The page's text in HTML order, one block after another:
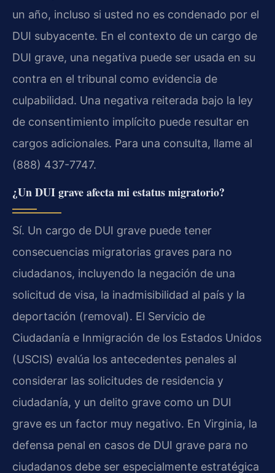
un año, incluso si usted no es condenado por el
DUI subyacente. En el contexto de un cargo de
DUI grave, una negativa puede ser usada en su
contra en el tribunal como evidencia de
culpabilidad. Una negativa reiterada bajo la ley
de consentimiento implícito puede resultar en
cargos adicionales. Para una consulta, llame al
(888) 437-7747.
¿Un DUI grave afecta mi estatus migratorio?
Sí. Un cargo de DUI grave puede tener
consecuencias migratorias graves para no
ciudadanos, incluyendo la negación de una
solicitud de visa, la inadmisibilidad al país y la
deportación (removal). El Servicio de
Ciudadanía e Inmigración de los Estados Unidos
(USCIS) evalúa los antecedentes penales al
considerar las solicitudes de residencia y
ciudadanía, y un delito grave como un DUI
grave es un factor muy negativo. En Virginia, la
defensa penal en casos de DUI grave para no
ciudadanos debe ser especialmente estratégica